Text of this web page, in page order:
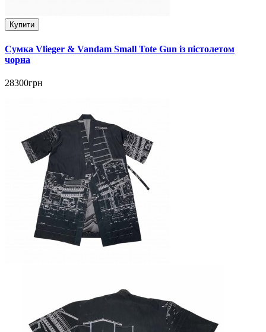
Купити
Сумка Vlieger & Vandam Small Tote Gun із пістолетом
чорна
28300грн